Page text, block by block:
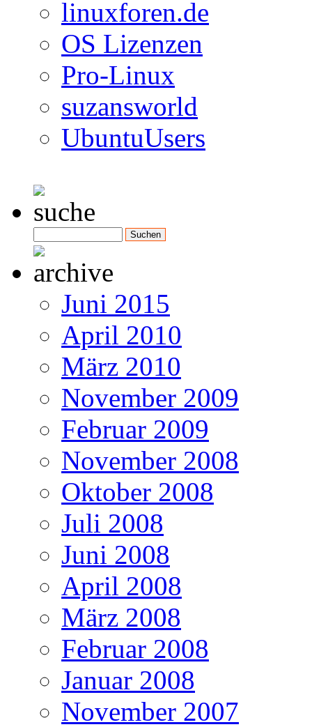
linuxforen.de
OS Lizenzen
Pro-Linux
suzansworld
UbuntuUsers
Juni 2015
April 2010
März 2010
November 2009
Februar 2009
November 2008
Oktober 2008
Juli 2008
Juni 2008
April 2008
März 2008
Februar 2008
Januar 2008
November 2007